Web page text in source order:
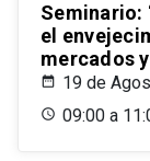
Seminario:
el
mercados
19 de
09:00 a